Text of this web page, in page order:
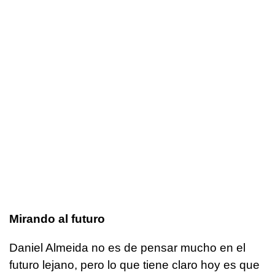
Mirando al futuro
Daniel Almeida no es de pensar mucho en el
futuro lejano, pero lo que tiene claro hoy es que